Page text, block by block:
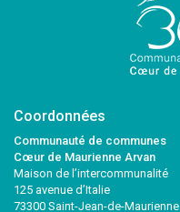
Coordonnées
Communauté de communes
Cœur de Maurienne Arvan
Maison de l’intercommunalité
125 avenue d’Italie
73300 Saint-Jean-de-Maurienne